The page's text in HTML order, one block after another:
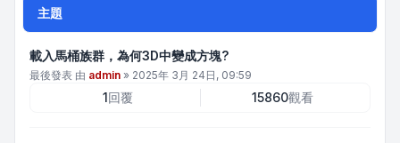
主題
載入馬桶族群，為何3D中變成方塊?
最後發表 由 admin » 2025年 3月 24日, 09:59
1回覆 15860觀看